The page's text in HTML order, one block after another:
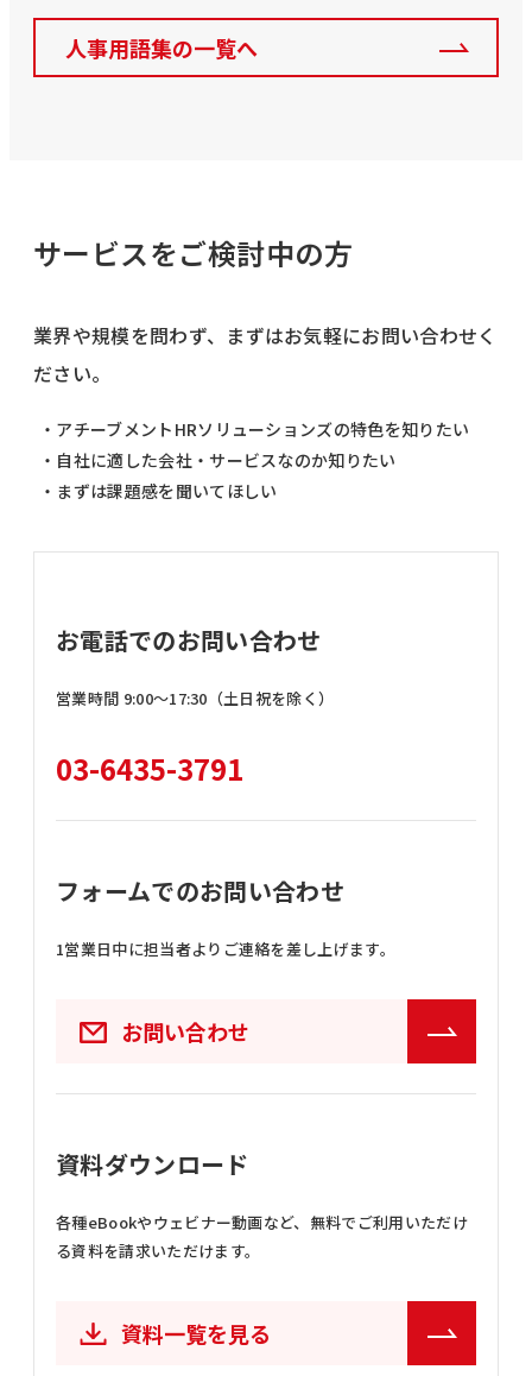
人事用語集の一覧へ
サービスをご検討中の方
業界や規模を問わず、まずはお気軽にお問い合わせく
ださい。
・アチーブメントHRソリューションズの特色を知りたい
・自社に適した会社・サービスなのか知りたい
・まずは課題感を聞いてほしい
お電話でのお問い合わせ
営業時間 9:00〜17:30（土日祝を除く）
03-6435-3791
フォームでのお問い合わせ
1営業日中に担当者よりご連絡を差し上げます。
お問い合わせ
資料ダウンロード
各種eBookやウェビナー動画など、 無料でご利用いただけ
る資料を請求いただけます。
資料一覧を見る